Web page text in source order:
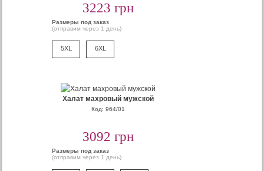
3223 грн
Размеры под заказ
(отправим через 1 день)
5XL 6XL
Халат махровый мужской
Код: 964/01
3092 грн
Размеры под заказ
(отправим через 1 день)